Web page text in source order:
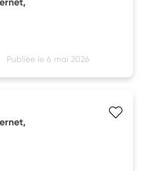
Publiée le 6 mai 2026